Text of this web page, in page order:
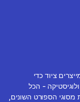
ציוד כדי
- הכל
הספורט השונים,